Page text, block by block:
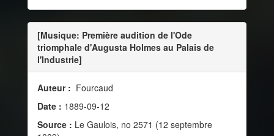
[Musique: Première audition de l'Ode
triomphale d'Augusta Holmes au Palais de
l'Industrie]
Auteur : Fourcaud
Date : 1889-09-12
Source : Le Gaulois, no 2571 (12 septembre